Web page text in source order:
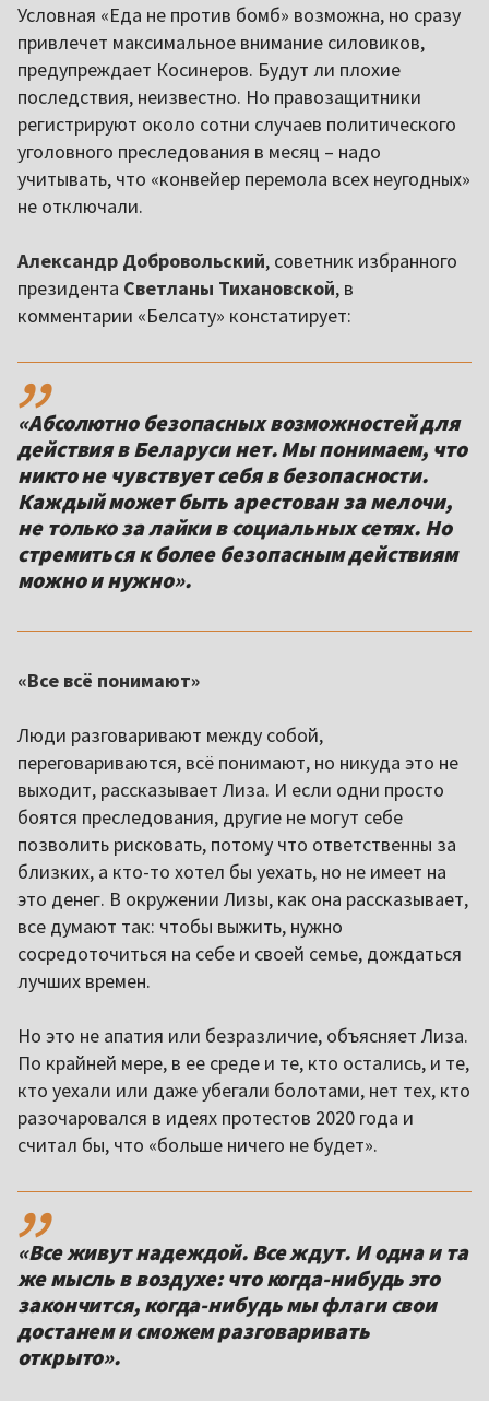
Условная «Еда не против бомб» возможна, но сразу
привлечет максимальное внимание силовиков,
предупреждает Косинеров. Будут ли плохие
последствия, неизвестно. Но правозащитники
регистрируют около сотни случаев политического
уголовного преследования в месяц – надо
учитывать, что «конвейер перемола всех неугодных»
не отключали.
Александр Добровольский, советник избранного
президента Светланы Тихановской, в
комментарии «Белсату» констатирует:
,,
«Абсолютно безопасных возможностей для
действия в Беларуси нет. Мы понимаем, что
никто не чувствует себя в безопасности.
Каждый может быть арестован за мелочи,
не только за лайки в социальных сетях. Но
стремиться к более безопасным действиям
можно и нужно».
«Все всё понимают»
Люди разговаривают между собой,
переговариваются, всё понимают, но никуда это не
выходит, рассказывает Лиза. И если одни просто
боятся преследования, другие не могут себе
позволить рисковать, потому что ответственны за
близких, а кто-то хотел бы уехать, но не имеет на
это денег. В окружении Лизы, как она рассказывает,
все думают так: чтобы выжить, нужно
сосредоточиться на себе и своей семье, дождаться
лучших времен.
Но это не апатия или безразличие, объясняет Лиза.
По крайней мере, в ее среде и те, кто остались, и те,
кто уехали или даже убегали болотами, нет тех, кто
разочаровался в идеях протестов 2020 года и
считал бы, что «больше ничего не будет».
,,
«Все живут надеждой. Все ждут. И одна и та
же мысль в воздухе: что когда-нибудь это
закончится, когда-нибудь мы флаги свои
достанем и сможем разговаривать
открыто».